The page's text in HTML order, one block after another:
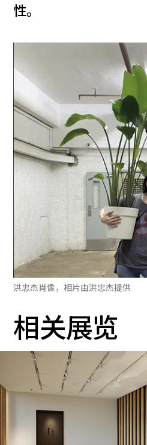
性。
洪忠杰肖像，相片由洪忠杰提供
相关展览